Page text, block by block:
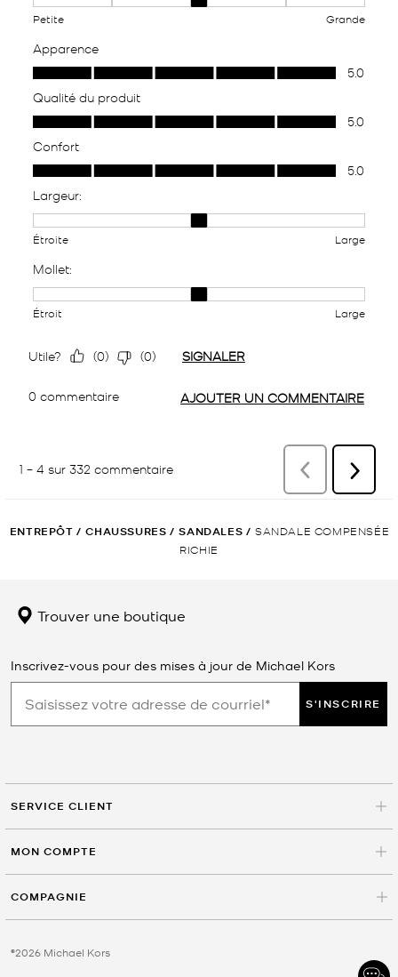
ENTREPÔT / CHAUSSURES / SANDALES / SANDALE COMPENSÉE
RICHIE
Trouver une boutique
Inscrivez-vous pour des mises à jour de Michael Kors
S'INSCRIRE
SERVICE CLIENT
MON COMPTE
COMPAGNIE
©2026 Michael Kors